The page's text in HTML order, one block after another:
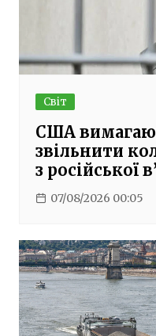
Світ
США
звільнити
з російської
07/08/2026 00:05